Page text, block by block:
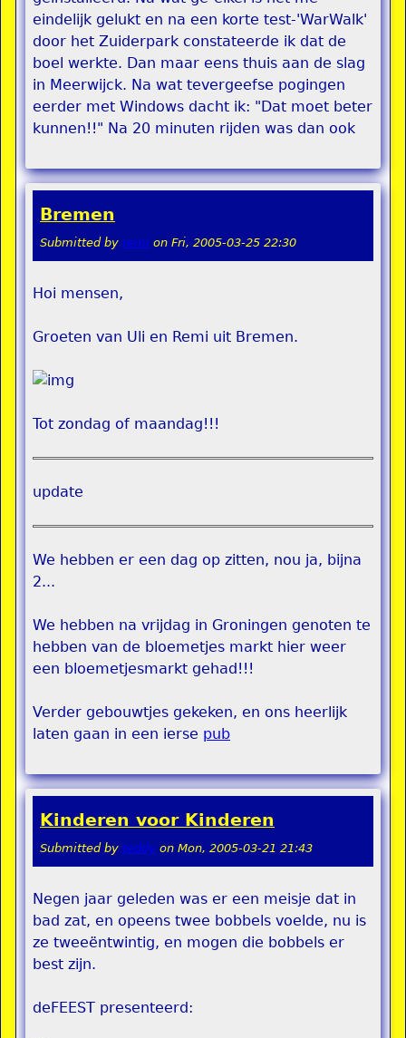
eindelijk gelukt en na een korte test-'WarWalk'
door het Zuiderpark constateerde ik dat de
boel werkte. Dan maar eens thuis aan de slag
in Meerwijck. Na wat tevergeefse pogingen
eerder met Windows dacht ik: "Dat moet beter
kunnen!!" Na 20 minuten rijden was dan ook
Bremen
Submitted by remi on Fri, 2005-03-25 22:30
Hoi mensen,
Groeten van Uli en Remi uit Bremen.
Tot zondag of maandag!!!
update
We hebben er een dag op zitten, nou ja, bijna
2...
We hebben na vrijdag in Groningen genoten te
hebben van de bloemetjes markt hier weer
een bloemetjesmarkt gehad!!!
Verder gebouwtjes gekeken, en ons heerlijk
laten gaan in een ierse pub
Kinderen voor Kinderen
Submitted by teddy on Mon, 2005-03-21 21:43
Negen jaar geleden was er een meisje dat in
bad zat, en opeens twee bobbels voelde, nu is
ze tweeëntwintig, en mogen die bobbels er
best zijn.
deFEEST presenteerd: